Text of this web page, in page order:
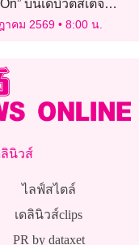
บนเดบิวต์สเตจ
อร์ฟอร์แมนซ์สะกดทุก
าคม 2569 8:00 น.
นิวส์
ไลฟ์สไตล์
เดลินิวส์clips
PR by dataxet